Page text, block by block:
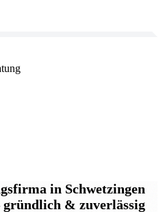
in Schwetzingen
& zuverlässig